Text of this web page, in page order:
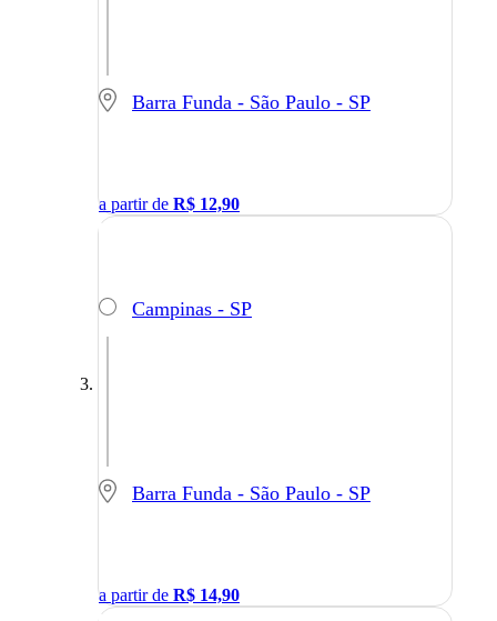
Barra Funda - São Paulo - SP
a partir de R$ 12,90
Campinas - SP
Barra Funda - São Paulo - SP
a partir de R$ 14,90